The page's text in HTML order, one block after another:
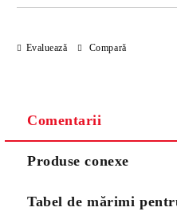
Evaluează Compară
Comentarii
Produse conexe
Tabel de mărimi